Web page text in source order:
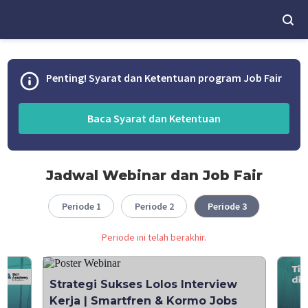
Penting! Syarat dan Ketentuan program Job Fair
Baca Syarat dan Ketentuan
Jadwal Webinar dan Job Fair
Periode 1 Periode 2 Periode 3
&
Kenali Rahasia Pengembangan Diri
Untuk Mewujudukan Impian Anda |
Indosat
Tips Membangun Personal
Branding dalam Mencari Pekerjaan
| HiredToday
Periode ini telah berakhir.
Strategi Sukses Lolos Interview
Kerja | Smartfren & Kormo Jobs